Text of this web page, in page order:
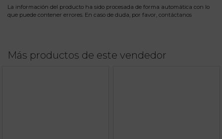
La información del producto ha sido procesada de forma automática con lo
que puede contener errores. En caso de duda, por favor, contáctanos
Más productos de este vendedor